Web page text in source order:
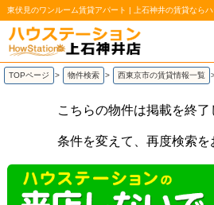
東伏見のワンルーム賃貸アパート | 上石神井の賃貸なら
/
TOPページ > 物件検索 > 西東京市の賃貸情報一覧
こちらの物件は掲載を終了
条件を変えて、再度検索を